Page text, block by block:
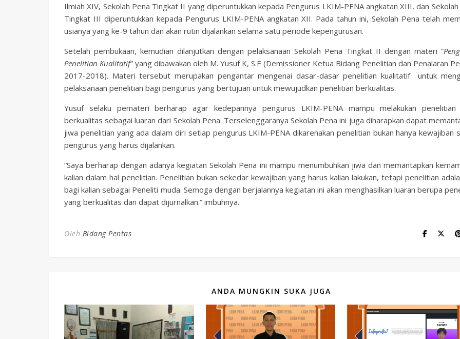
Ilmiah XIV, Sekolah Pena Tingkat II yang diperuntukkan kepada Pengurus LKIM-PENA angkatan XIII, dan
Tingkat III diperuntukkan kepada Pengurus LKIM-PENA angkatan XII. Pada tahun ini, Sekolah Pena telah
usianya yang ke-9 tahun dan akan rutin dijalankan selama satu periode kepengurusan.
Setelah pembukaan, kemudian dilanjutkan dengan pelaksanaan Sekolah Pena Tingkat II dengan materi “
Penelitian Kualitatif” yang dibawakan oleh M. Yusuf K, S.E (Demissioner Ketua Bidang Penelitian dan Penalaran
2017-2018). Materi tersebut merupakan pengantar mengenai dasar-dasar penelitian kualitatif untuk
pelaksanaan penelitian bagi pengurus yang bertujuan untuk mewujudkan penelitian berkualitas.
Yusuf selaku pemateri berharap agar kedepannya pengurus LKIM-PENA mampu melakukan penelitian
berkualitas sebagai luaran dari Sekolah Pena. Terselenggaranya Sekolah Pena ini juga diharapkan dapat
jiwa penelitian yang ada dalam diri setiap pengurus LKIM-PENA dikarenakan penelitian bukan hanya kewajiban
pengurus yang harus dijalankan.
“Saya berharap dengan adanya kegiatan Sekolah Pena ini mampu menumbuhkan jiwa dan memantapkan
kalian dalam hal penelitian. Penelitian bukan sekedar kewajiban yang harus kalian lakukan, tetapi penelitian
bagi kalian sebagai Peneliti muda. Semoga dengan berjalannya kegiatan ini akan menghasilkan luaran berupa
yang berkualitas dan dapat dijurnalkan.” imbuhnya.
Oleh Bidang Pentas
ANDA MUNGKIN SUKA JUGA